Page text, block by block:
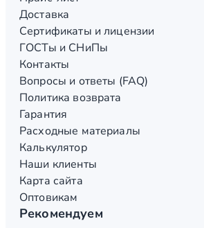
Доставка
Сертификаты и лицензии
ГОСТы и СНиПы
Контакты
Вопросы и ответы (FAQ)
Политика возврата
Гарантия
Расходные материалы
Калькулятор
Наши клиенты
Карта сайта
Оптовикам
Рекомендуем